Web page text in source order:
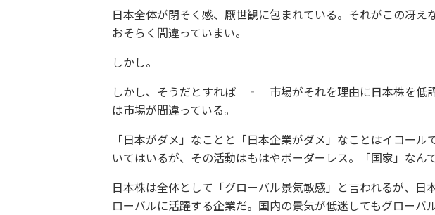
日本全体が閉そく感、厭世観に包まれている。それがこの冴え
おそらく間違っていまい。
しかし。
しかし、そうだとすれば ‐ 市場がそれを理由に日本株を
は市場が間違っている。
「日本がダメ」なことと「日本企業がダメ」なことはイコー
いてはいるが、その活動はもはやボーダーレス。「国家」なん
日本株は全体として「グローバル景気敏感」と言われるが、日
ローバルに活躍する企業だ。国内の景気が低迷してもグローバ